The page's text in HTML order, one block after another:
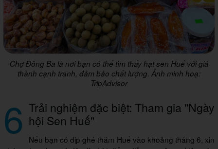
Chợ Đông Ba là nơi bạn có thể tìm thấy hạt sen Huế với giá
thành cạnh tranh, đảm bảo chất lượng. Ảnh minh hoạ:
TripAdvisor
6 Trải nghiệm đặc biệt: Tham gia "Ngày
hội Sen Huế"
Nếu bạn có dịp ghé thăm Huế vào khoảng tháng 6, xin